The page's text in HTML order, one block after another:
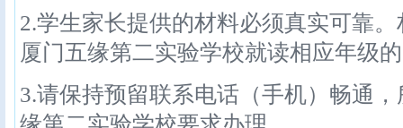
2.学生家长提供的材料必须真实可靠
厦门五缘第二实验学校就读相应年级
3.请保持预留联系电话（手机）畅通